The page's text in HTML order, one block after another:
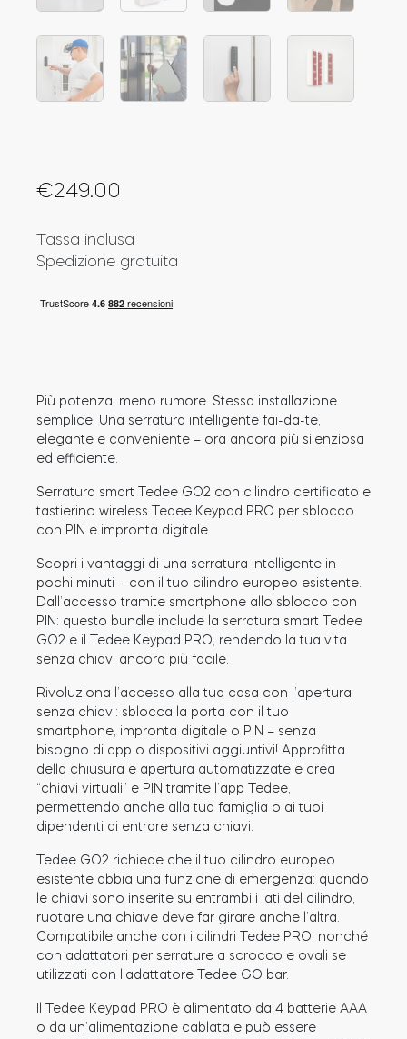
Adattatori
Tedee Biometric Module
Tedee GO2
Acquista ora
€249.00
Tassa inclusa
Spedizione gratuita
Più potenza, meno rumore. Stessa installazione
semplice. Una serratura intelligente fai-da-te,
elegante e conveniente – ora ancora più silenziosa
ed efficiente.
Serratura smart Tedee GO2 con cilindro certificato e
tastierino wireless Tedee Keypad PRO per sblocco
con PIN e impronta digitale.
Scopri i vantaggi di una serratura intelligente in
pochi minuti – con il tuo cilindro europeo esistente.
Dall’accesso tramite smartphone allo sblocco con
PIN: questo bundle include la serratura smart Tedee
GO2 e il Tedee Keypad PRO, rendendo la tua vita
senza chiavi ancora più facile.
Rivoluziona l’accesso alla tua casa con l’apertura
senza chiavi: sblocca la porta con il tuo
smartphone, impronta digitale o PIN – senza
bisogno di app o dispositivi aggiuntivi! Approfitta
della chiusura e apertura automatizzate e crea
“chiavi virtuali” e PIN tramite l’app Tedee,
permettendo anche alla tua famiglia o ai tuoi
dipendenti di entrare senza chiavi.
Tedee GO2 richiede che il tuo cilindro europeo
esistente abbia una funzione di emergenza: quando
le chiavi sono inserite su entrambi i lati del cilindro,
ruotare una chiave deve far girare anche l’altra.
Compatibile anche con i cilindri Tedee PRO, nonché
con adattatori per serrature a scrocco e ovali se
utilizzati con l’adattatore Tedee GO bar.
Il Tedee Keypad PRO è alimentato da 4 batterie AAA
o da un’alimentazione cablata e può essere